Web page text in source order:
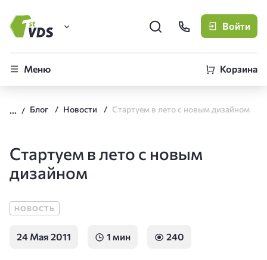
FirstVDS (вы здесь)
CLO
Войти
Меню Корзина
Блог Новости Стартуем в лето с новым дизайном
Стартуем в лето с новым
дизайном
НОВОСТЬ
24 Мая 2011 1 мин 240